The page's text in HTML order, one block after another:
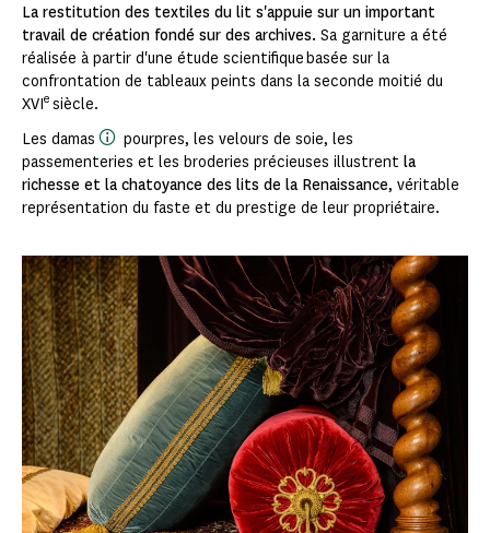
La restitution des textiles du lit s'appuie sur un important
travail de création fondé sur des archives. Sa garniture a été
réalisée à partir d'une étude scientifique basée sur la
confrontation de tableaux peints dans la seconde moitié du
XVIe siècle.
Les damas
pourpres, les velours de soie, les
passementeries et les broderies précieuses illustrent la
richesse et la chatoyance des lits de la Renaissance, véritable
représentation du faste et du prestige de leur propriétaire.